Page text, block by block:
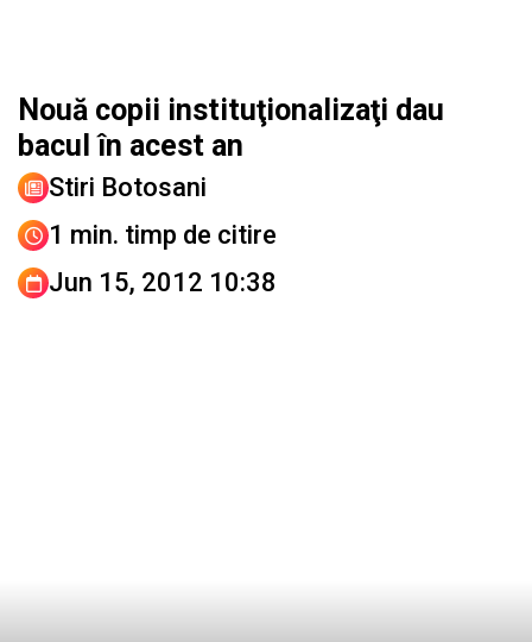
Nouă copii instituţionalizaţi dau
bacul în acest an
Stiri Botosani
1 min. timp de citire
Jun 15, 2012 10:38